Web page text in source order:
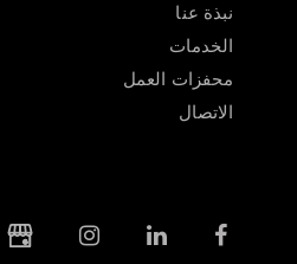
نبذة عنا
الخدمات
محفزات العمل
الاتصال